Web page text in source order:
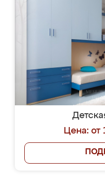
Цена: от